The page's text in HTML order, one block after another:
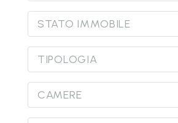
STATO IMMOBILE
TIPOLOGIA
CAMERE